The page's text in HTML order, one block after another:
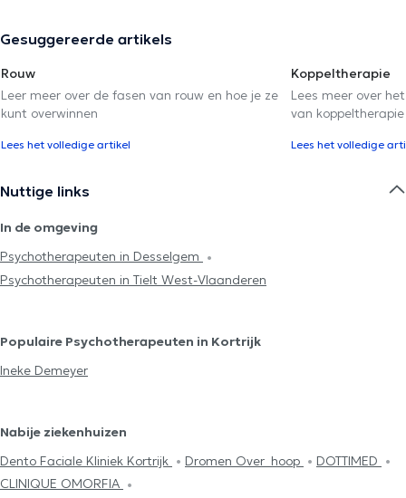
Gesuggereerde artikels
Rouw
Leer meer over de fasen van rouw en hoe je ze
kunt overwinnen
Lees het volledige artikel
Koppeltherapie
Lees meer over
van koppeltherapie
Lees het volledige
Nuttige links
In de omgeving
Psychotherapeuten in Desselgem
Psychotherapeuten in Tielt West-Vlaanderen
Populaire Psychotherapeuten in Kortrijk
Ineke Demeyer
Nabije ziekenhuizen
Dento Faciale Kliniek Kortrijk
Dromen Over_hoop
DOTTIMED
CLINIQUE OMORFIA